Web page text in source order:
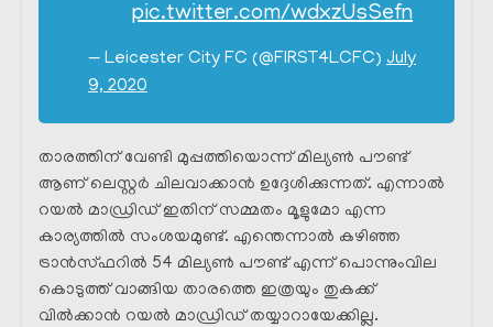
pic.twitter.com/wdxzUsSefn
— Leicester City FC (@FIRST4LCFC) July
9, 2020
താരത്തിന് വേണ്ടി മുപ്പത്തിയൊന്ന് മില്യൺ പൗണ്ട്
ആണ് ലെസ്റ്റർ ചിലവാക്കാൻ ഉദ്ദേശിക്കുന്നത്. എന്നാൽ
റയൽ മാഡ്രിഡ്‌ ഇതിന് സമ്മതം മൂളുമോ എന്ന
കാര്യത്തിൽ സംശയമുണ്ട്. എന്തെന്നാൽ കഴിഞ്ഞ
ട്രാൻസ്ഫറിൽ 54 മില്യൺ പൗണ്ട് എന്ന് പൊന്നുംവില
കൊടുത്ത് വാങ്ങിയ താരത്തെ ഇത്രയും തുകക്ക്
വിൽക്കാൻ റയൽ മാഡ്രിഡ്‌ തയ്യാറായേക്കില്ല.